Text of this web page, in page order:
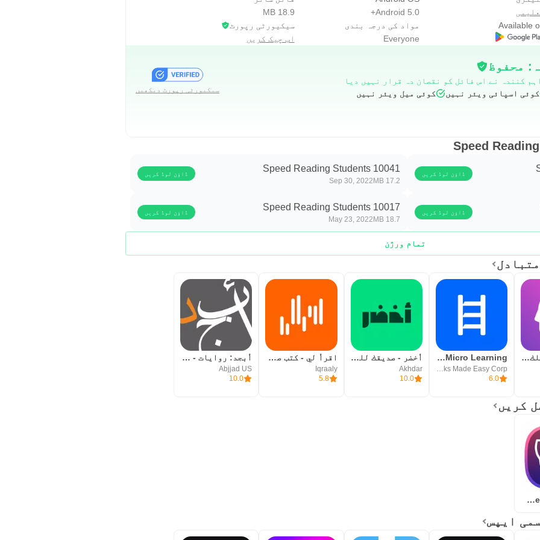
من الكتب.
والبريد الإلكتروني والمستندات اليومية هي عباء كبير يواجه الكثيرين، وبعد
هؤلاء إنجاز أعمالهم بسرعة أكبر.
والاطلاع بشكل أوسع على أخبار الأصدقاء وآخر الأحداث من حولك.
من الفوائد لمن يتقنها، من أهمها:
يختار منها المتدرب حسب حاجته.
السيئة التي تبطئ القراءة والاستيعاب.
المكتسبة بعد انتهاء الدورة التدريبية
عبر اختبار خاص يحدد مستواه في الحالي.
أسبوعياً أكبر السرعات التي وصل لها المستخدمون.
Android 5.0+
18.9 MB
Available
مواد کی درجہ بندی
Everyone
سیکیورٹی رپورٹ
اب چیک کریں
محفوظ
کنندہ نے اس فائل کو نقصان دہ قرار نہیں دیا
کوئی اسپائی ویئر نہیں
کوئی میل ویئر نہیں
سیکیورٹی رپورٹ دیکھیں
ڈاؤن لوڈ کریں Speed Reading Students 10041
17.2 MB
Sep 30, 2022
ڈاؤن لوڈ کریں
ڈاؤن لوڈ کریں Speed Reading Students 10017
18.7 MB
May 23, 2022
ڈاؤن لوڈ کریں
تمام ورژن
شعلة - درّب عقلك يومياً Headway - Daily Micro Learning
Books Made Easy Corp
6.0
أخضر - صديقك للمعرفة
Akhdar
10.0
اقرأ لي - كتب صوتية مسموعة
Iqraaly
5.8
أبجد: روايات - قصص - كتب صوتية
Abjjad US
10.0
Speed Reading Center